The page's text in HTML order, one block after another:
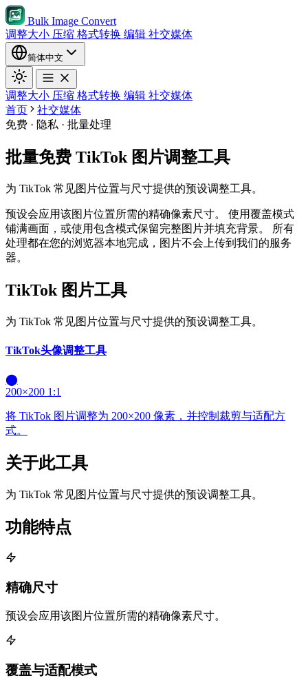
Bulk Image Convert
调整大小 压缩 格式转换 编辑 社交媒体
简体中文
调整大小 压缩 格式转换 编辑 社交媒体
首页
社交媒体
免费 · 隐私 · 批量处理
批量免费 TikTok 图片调整工具
为 TikTok 常见图片位置与尺寸提供的预设调整工具。
预设会应用该图片位置所需的精确像素尺寸。 使用覆盖模式
铺满画面，或使用包含模式保留完整图片并填充背景。
所有
处理都在您的浏览器本地完成，图片不会上传到我们的服务
器。
TikTok 图片工具
为 TikTok 常见图片位置与尺寸提供的预设调整工具。
TikTok头像调整工具
⬤
200×200 1:1
将 TikTok 图片调整为 200×200 像素，并控制裁剪与适配方
式。
关于此工具
为 TikTok 常见图片位置与尺寸提供的预设调整工具。
功能特点
精确尺寸
预设会应用该图片位置所需的精确像素尺寸。
覆盖与适配模式